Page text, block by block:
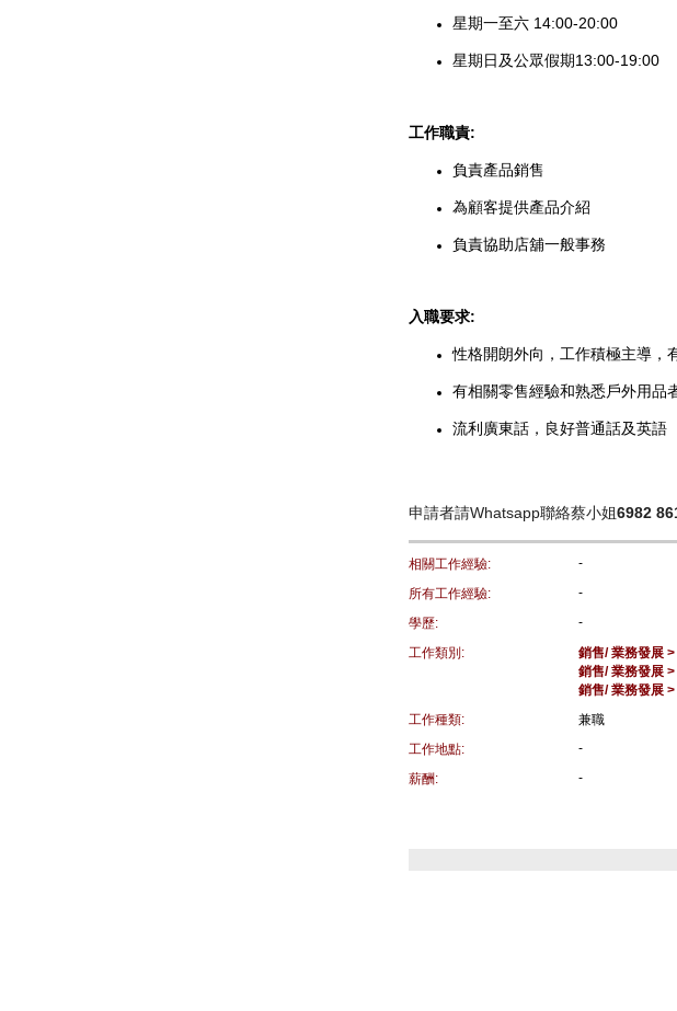
星期一至六 14:00-20:00
星期日及公眾假期13:00-19:00
工作職責:
負責產品銷售
為顧客提供產品介紹
負責協助店舖一般事務
入職要求:
性格開朗外向，工作積極主導，
有相關零售經驗和熟悉戶外用品
流利廣東話，良好普通話及英語
申請者請Whatsapp聯絡蔡小姐6982
相關工作經驗:
-
所有工作經驗:
-
學歷:
-
工作類別:
銷售/ 業務發展
銷售/ 業務發展
銷售/ 業務發展
工作種類:
兼職
工作地點:
-
薪酬:
-